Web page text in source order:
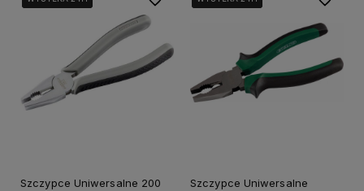
Szczypce Uniwersalne 200
Szczypce Uniwersalne